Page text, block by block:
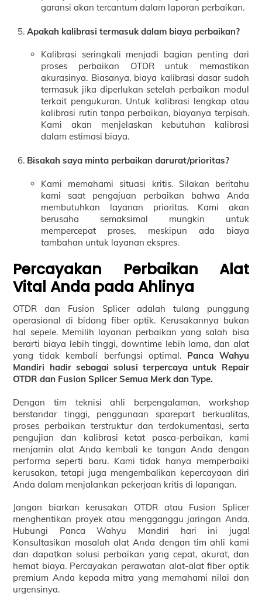
garansi akan tercantum dalam laporan perbaikan.
Apakah kalibrasi termasuk dalam biaya perbaikan?
Kalibrasi seringkali menjadi bagian penting dari
proses perbaikan OTDR untuk memastikan
akurasinya. Biasanya, biaya kalibrasi dasar sudah
termasuk jika diperlukan setelah perbaikan modul
terkait pengukuran. Untuk kalibrasi lengkap atau
kalibrasi rutin tanpa perbaikan, biayanya terpisah.
Kami akan menjelaskan kebutuhan kalibrasi
dalam estimasi biaya.
Bisakah saya minta perbaikan darurat/prioritas?
Kami memahami situasi kritis. Silakan beritahu
kami saat pengajuan perbaikan bahwa Anda
membutuhkan layanan prioritas. Kami akan
berusaha semaksimal mungkin untuk
mempercepat proses, meskipun ada biaya
tambahan untuk layanan ekspres.
Percayakan Perbaikan Alat
Vital Anda pada Ahlinya
OTDR dan Fusion Splicer adalah tulang punggung
operasional di bidang fiber optik. Kerusakannya bukan
hal sepele. Memilih layanan perbaikan yang salah bisa
berarti biaya lebih tinggi, downtime lebih lama, dan alat
yang tidak kembali berfungsi optimal. Panca Wahyu
Mandiri hadir sebagai solusi terpercaya untuk Repair
OTDR dan Fusion Splicer Semua Merk dan Type.
Dengan tim teknisi ahli berpengalaman, workshop
berstandar tinggi, penggunaan sparepart berkualitas,
proses perbaikan terstruktur dan terdokumentasi, serta
pengujian dan kalibrasi ketat pasca-perbaikan, kami
menjamin alat Anda kembali ke tangan Anda dengan
performa seperti baru. Kami tidak hanya memperbaiki
kerusakan, tetapi juga mengembalikan kepercayaan diri
Anda dalam menjalankan pekerjaan kritis di lapangan.
Jangan biarkan kerusakan OTDR atau Fusion Splicer
menghentikan proyek atau mengganggu jaringan Anda.
Hubungi Panca Wahyu Mandiri hari ini juga!
Konsultasikan masalah alat Anda dengan tim ahli kami
dan dapatkan solusi perbaikan yang cepat, akurat, dan
hemat biaya. Percayakan perawatan alat-alat fiber optik
premium Anda kepada mitra yang memahami nilai dan
urgensinya.